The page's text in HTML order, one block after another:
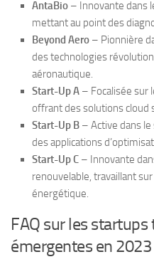
AntaBio – Innovante dans
mettant au point des
Beyond Aero – Pionnière
des technologies
aéronautique.
Start-Up A – Focalisée sur
offrant des solutions cloud
Start-Up B – Active dans
des applications
Start-Up C – Innovante
renouvelable, travaillant
énergétique.
FAQ sur les
émergentes en 2023